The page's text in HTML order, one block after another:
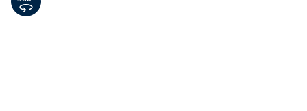
360° Ansicht